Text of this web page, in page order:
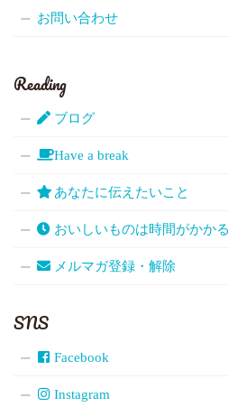
お問い合わせ
Reading
ブログ
Have a break
あなたに伝えたいこと
おいしいものは時間がかかる
メルマガ登録・解除
SNS
Facebook
Instagram